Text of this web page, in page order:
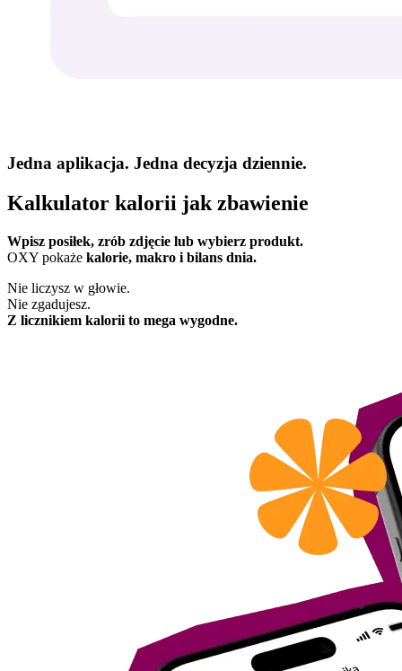
Jedna aplikacja. Jedna decyzja dziennie.
Kalkulator kalorii jak zbawienie
Wpisz posiłek, zrób zdjęcie lub wybierz produkt.
OXY pokaże kalorie, makro i bilans dnia.
Nie liczysz w głowie.
Nie zgadujesz.
Z licznikiem kalorii to mega wygodne.